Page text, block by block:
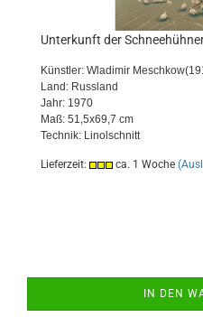
Unterkunft der
Künstler: Wladimir Meschkow
Land: Russland
Jahr: 1970
Maß: 51,5x69,7 cm
Technik: Linolschnitt
Lieferzeit: ca. 1 Woche
IN DEN